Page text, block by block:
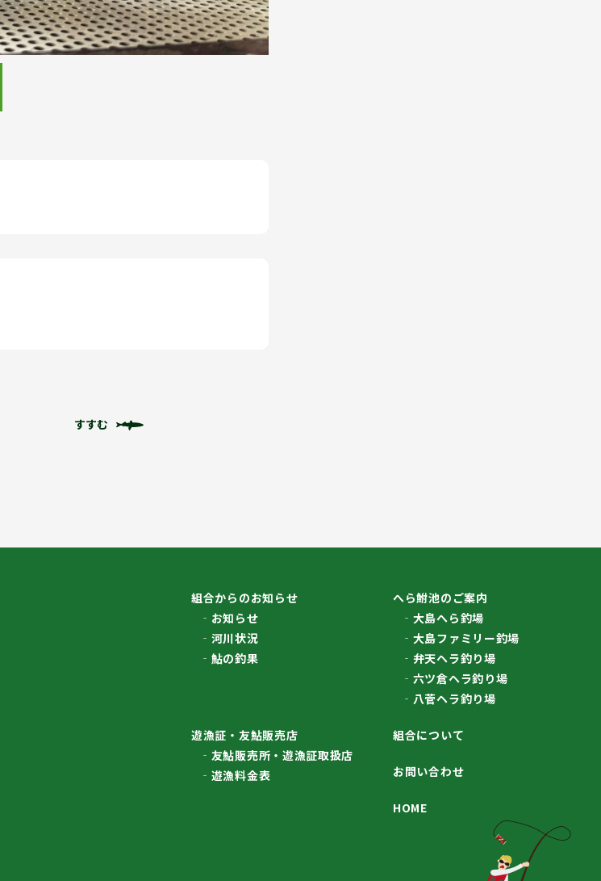
すすむ
組合からのお知らせ
お知らせ
河川状況
鮎の釣果
へら鮒池のご案内
大島へら釣場
大島ファミリー釣場
弁天ヘラ釣り場
六ツ倉ヘラ釣り場
八菅ヘラ釣り場
遊漁証・友鮎販売店
友鮎販売所・遊漁証取扱店
遊漁料金表
組合について
お問い合わせ
HOME